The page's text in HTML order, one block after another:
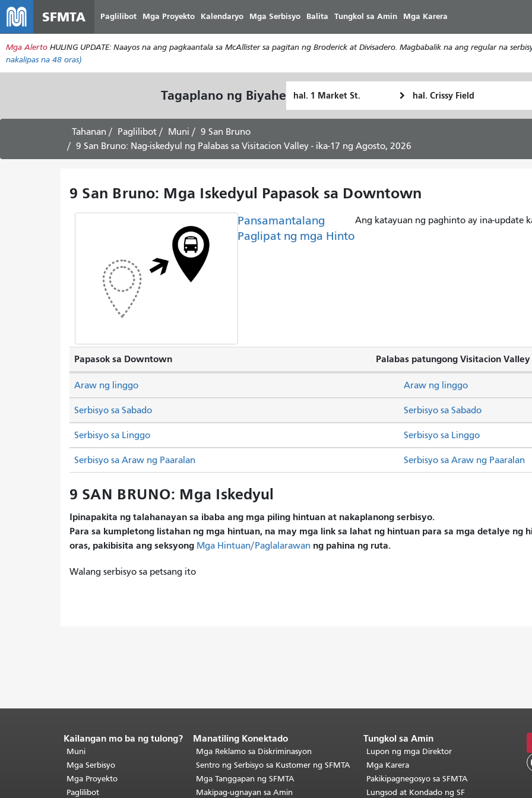
ang
pangunahing
nilalaman
SFMTA Paglilibot Mga Proyekto Kalendaryo Mga Serbisyo Balita Tungkol sa Amin Mga Karera
Mga Alerto HULING UPDATE: Naayos na ang pagkaantala sa McAllister sa pagitan ng Broderick at Divisadero. Magbabalik na ang regular na
nakalipas na 48 oras)
Tagaplano ng Biyahe
Pagtatapos
ko
Tahanan Paglilibot Muni
9 San Bruno
9 San Bruno: Nag-iskedyul ng Palabas sa Visitacion Valley - ika-17 ng Agosto, 2026
9 San Bruno: Mga Iskedyul Papasok sa Downtown
Pansamantalang
Paglipat ng mga Hinto
Ang katayuan ng paghinto ay ina-update
Papasok sa Downtown Palabas patungong Visitacion Valley
Serbisyo sa Sabado Serbisyo sa Sabado
Serbisyo sa Linggo Serbisyo sa Linggo
Araw ng linggo Araw ng linggo
Serbisyo sa Araw ng Paaralan Serbisyo sa Araw ng Paaralan
9 SAN BRUNO: Mga Iskedyul
Ipinapakita ng talahanayan sa ibaba ang mga piling hintuan at nakaplanong serbisyo.
Para sa kumpletong listahan ng mga hintuan, na may mga link sa lahat ng hintuan para sa mga detalye ng
oras, pakibisita ang seksyong Mga Hintuan/Paglalarawan ng pahina ng ruta.
Walang serbisyo sa petsang ito
Katapusan
ng
nilalaman
ng
pahina.Ang
Kailangan mo ba ng tulong?
Muni
Mga Serbisyo
Mga Proyekto
Paglilibot
Manatiling Konektado
Mga Reklamo sa Diskriminasyon
Sentro ng Serbisyo sa Kustomer ng SFMTA
Mga Tanggapan ng SFMTA
Makipag-ugnayan sa Amin
Tungkol sa Amin
Lupon ng mga Direktor
Mga Karera
Pakikipagnegosyo sa SFMTA
Lungsod at Kondado ng SF